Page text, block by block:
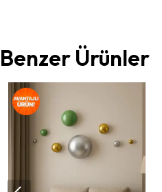
Benzer Ürünler